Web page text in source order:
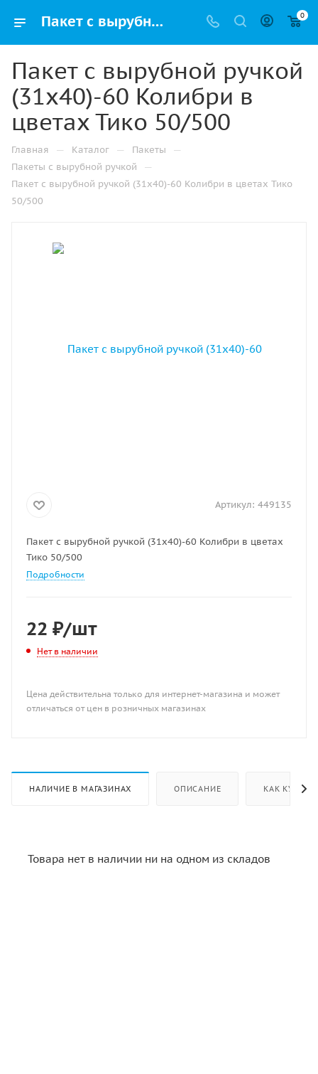
Пакет с вырубной ручкой (31х40)-60 Колибри в цветах Тико 50/500 купить в Ижевске с доставкой оптом и в розницу 0
Пакет с вырубной ручкой
(31х40)-60 Колибри в
цветах Тико 50/500
Главная — Каталог — Пакеты —
Пакеты с вырубной ручкой —
Пакет с вырубной ручкой (31х40)-60 Колибри в цветах Тико
50/500
Артикул: 449135
Пакет с вырубной ручкой (31х40)-60 Колибри в цветах
Тико 50/500
Подробности
22 ₽/шт
Нет в наличии
Цена действительна только для интернет-магазина и может
отличаться от цен в розничных магазинах
НАЛИЧИЕ В МАГАЗИНАХ ОПИСАНИЕ КАК КУПИТЬ
Товара нет в наличии ни на одном из складов